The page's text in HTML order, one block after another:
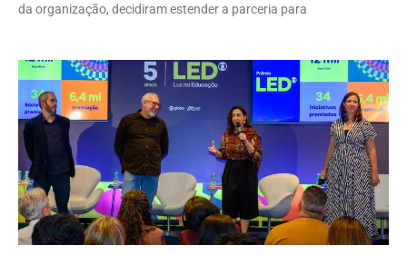
da organização, decidiram estender a parceria para